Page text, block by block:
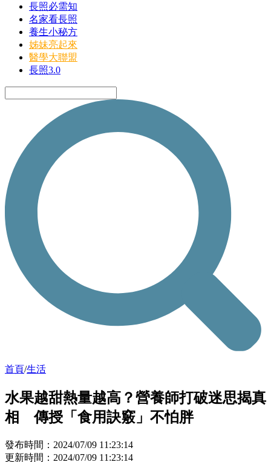
長照必需知
名家看長照
養生小秘方
姊妹亮起來
醫學大聯盟
長照3.0
首頁/生活
水果越甜熱量越高？營養師打破迷思揭真
相 傳授「食用訣竅」不怕胖
發布時間：2024/07/09 11:23:14
更新時間：2024/07/09 11:23:14